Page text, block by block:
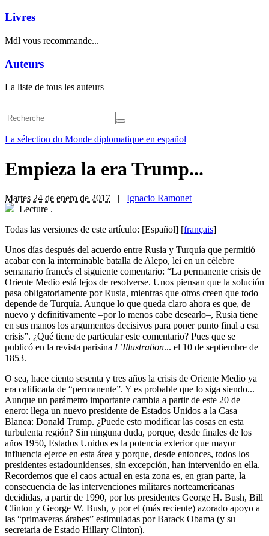
Livres
Mdl vous recommande...
Auteurs
La liste de tous les auteurs
La sélection du Monde diplomatique en español
Empieza la era Trump...
Martes 24 de enero de 2017 | Ignacio Ramonet
Lecture .
Todas las versiones de este artículo: [Español] [français]
Unos días después del acuerdo entre Rusia y Turquía que permitió
acabar con la interminable batalla de Alepo, leí en un célebre
semanario francés el siguiente comentario: “La permanente crisis de
Oriente Medio está lejos de resolverse. Unos piensan que la solución
pasa obligatoriamente por Rusia, mientras que otros creen que todo
depende de Turquía. Aunque lo que queda claro ahora es que, de
nuevo y definitivamente –por lo menos cabe desearlo–, Rusia tiene
en sus manos los argumentos decisivos para poner punto final a esa
crisis”. ¿Qué tiene de particular este comentario? Pues que se
publicó en la revista parisina L’Illustration... el 10 de septiembre de
1853.
O sea, hace ciento sesenta y tres años la crisis de Oriente Medio ya
era calificada de “permanente”. Y es probable que lo siga siendo...
Aunque un parámetro importante cambia a partir de este 20 de
enero: llega un nuevo presidente de Estados Unidos a la Casa
Blanca: Donald Trump. ¿Puede esto modificar las cosas en esta
turbulenta región? Sin ninguna duda, porque, desde finales de los
años 1950, Estados Unidos es la potencia exterior que mayor
influencia ejerce en esta área y porque, desde entonces, todos los
presidentes estadounidenses, sin excepción, han intervenido en ella.
Recordemos que el caos actual en esta zona es, en gran parte, la
consecuencia de las intervenciones militares norteamericanas
decididas, a partir de 1990, por los presidentes George H. Bush, Bill
Clinton y George W. Bush, y por el (más reciente) azorado apoyo a
las “primaveras árabes” estimuladas por Barack Obama (y su
secretaria de Estado Hillary Clinton).